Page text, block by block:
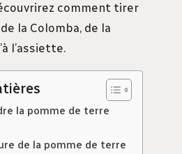
comment tirer
la Colomba, de la
l’assiette.
la pomme de terre
de la pomme de terre